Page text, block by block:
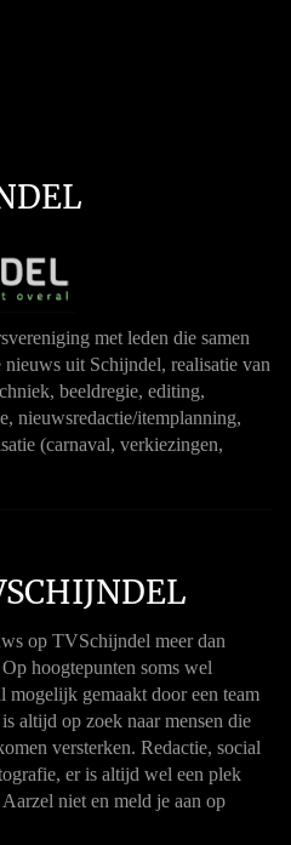
met leden die samen
uit Schijndel, realisatie van
beeldregie, editing,
nieuwsredactie/itemplanning,
(carnaval, verkiezingen,
op TVSchijndel meer dan
hoogtepunten soms wel
gemaakt door een team
altijd op zoek naar mensen die
versterken. Redactie, social
er is altijd wel een plek
niet en meld je aan op